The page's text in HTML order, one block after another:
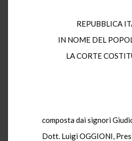
REPUBBLICA
IN NOME DEL
LA CORTE
composta dai signori
Dott. Luigi OGGIONI,